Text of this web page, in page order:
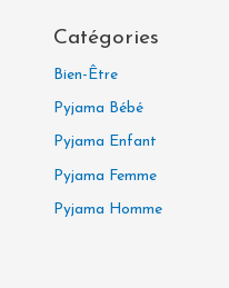
Catégories
Bien-Être
Pyjama Bébé
Pyjama Enfant
Pyjama Femme
Pyjama Homme